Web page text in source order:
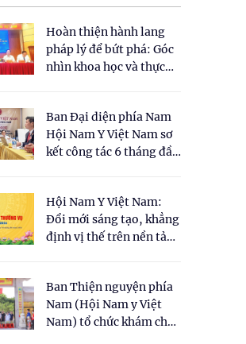
Hoàn thiện hành lang
pháp lý để bứt phá: Góc
nhìn khoa học và thực
cho Luật Y dược cổ
truyền Việt Nam"
Ban Đại diện phía Nam
Hội Nam Y Việt Nam sơ
kết công tác 6 tháng đầu
Hội Nam Y Việt Nam:
Đổi mới sáng tạo, khẳng
định vị thế trên nền tảng
Ban Thiện nguyện phía
Nam (Hội Nam y Việt
Nam) tổ chức khám chữa